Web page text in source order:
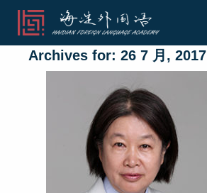
Archives for: 26 7 月, 2017